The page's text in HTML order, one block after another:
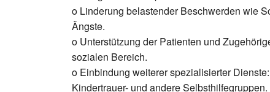
o Linderung belastender Beschwerden wie
Ängste.
o Unterstützung der Patienten und
sozialen Bereich.
o Einbindung weiterer spezialisierter
Kindertrauer- und andere Selbsthilfegruppen.